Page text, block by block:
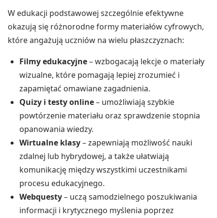
W edukacji podstawowej szczególnie efektywne
okazują się różnorodne formy materiałów cyfrowych,
które angażują uczniów na wielu płaszczyznach:
Filmy edukacyjne– wzbogacają lekcje o materiały
wizualne, które pomagają lepiej zrozumieć i
zapamiętać omawiane zagadnienia.
Quizy i testy online– umożliwiają szybkie
powtórzenie materiału oraz sprawdzenie stopnia
opanowania wiedzy.
Wirtualne klasy– zapewniają możliwość nauki
zdalnej lub hybrydowej, a także ułatwiają
komunikację między wszystkimi uczestnikami
procesu edukacyjnego.
Webquesty– uczą samodzielnego poszukiwania
informacji i krytycznego myślenia poprzez